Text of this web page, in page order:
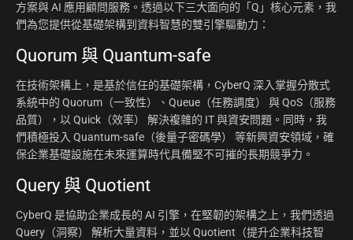
方案與 AI 應用顧問服務。透過以下三大面向的「Q」核心元素，我
們為您提供從基礎架構到資料智慧的雙引擎驅動力：
Quorum 與 Quantum-safe
在技術架構上，是基於信任的基礎架構，CyberQ 深入掌握分散式
系統中的 Quorum（一致性）、Queue（任務調度） 與 QoS（服務
品質），以 Quick（效率） 解決複雜的 IT 與資安問題。同時，我
們積極投入 Quantum-safe（後量子密碼學） 等新興資安領域，確
保企業基礎設施在未來運算時代具備堅不可摧的長期競爭力。
Query 與 Quotient
CyberQ 是協助企業成長的 AI 引擎，在堅韌的架構之上，我們透過
Query（洞察） 解析大量資料，並以 Quotient（提升企業科技智